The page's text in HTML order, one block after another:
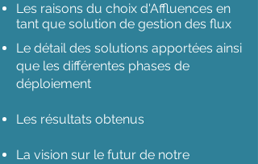
Les raisons du choix d'Affluences en
tant que solution de gestion des flux
Le détail des solutions apportées ainsi
que les différentes phases de
déploiement
Les résultats obtenus
La vision sur le futur de notre